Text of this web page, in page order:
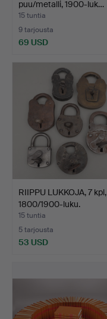
puu/metalli, 1900-luk…
15 tuntia
9 tarjousta
69 USD
RIIPPU LUKKOJA, 7 kpl,
1800/1900-luku.
15 tuntia
5 tarjousta
53 USD